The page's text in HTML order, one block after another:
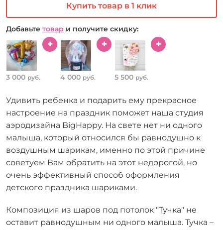
Купить товар в 1 клик
Добавьте товар и получите скидку:
3 000 руб. 4 000 руб. 5 500 руб.
Удивить ребенка и подарить ему прекрасное
настроение на праздник поможет наша студия
аэродизайна BigHappy. На свете нет ни одного
малыша, который относился бы равнодушно к
воздушным шарикам, именно по этой причине
советуем Вам обратить на этот недорогой, но
очень эффективный способ оформления
детского праздника шариками.
Композиция из шаров под потолок "Тучка" не
оставит равнодушным ни одного малыша. Тучка –